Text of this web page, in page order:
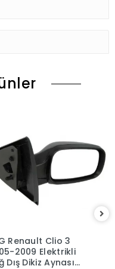
Renault Clio 3
2009 Elektrikli
Dış Dikiz Aynası